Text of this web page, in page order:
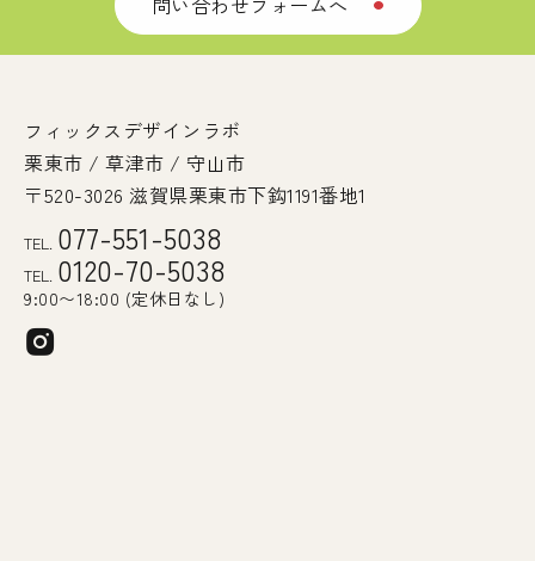
circle
フィックスデザインラボ
栗東市 / 草津市 / 守山市
〒520-3026 滋賀県栗東市下鈎1191番地1
TEL. 077-551-5038
TEL. 0120-70-5038
9:00〜18:00 (定休日なし)